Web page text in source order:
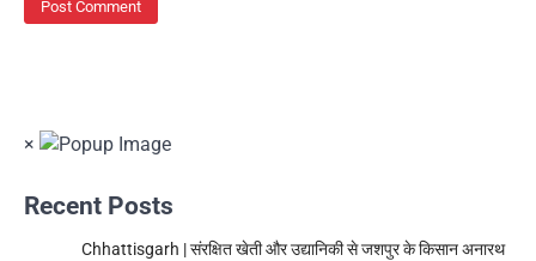
×
Recent Posts
Chhattisgarh | संरक्षित खेती और उद्यानिकी से जशपुर के किसान अनारथ